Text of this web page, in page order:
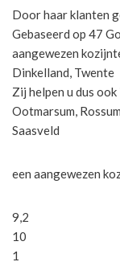
Door haar klanten
Gebaseerd op 47
aangewezen
Dinkelland, Twente
Zij helpen u dus
Ootmarsum,
Saasveld
een aangewezen
9,2
10
1